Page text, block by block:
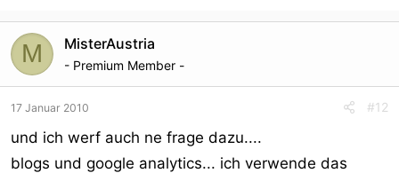
M MisterAustria
- Premium Member -
17 Januar 2010 #12
und ich werf auch ne frage dazu....
blogs und google analytics... ich verwende das